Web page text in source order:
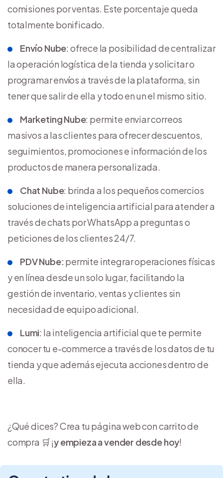
comisiones por ventas. Este porcentaje queda
totalmente bonificado.
Envío Nube: ofrece la posibilidad de centralizar
la operación logística de la tienda y solicitar o
programar envíos a través de la plataforma, sin
tener que salir de ella y todo en un el mismo sitio.
Marketing Nube: permite enviar correos
masivos a las clientes para ofrecer descuentos,
seguimientos, promociones e información de los
productos de manera personalizada.
Chat Nube: brinda a los pequeños comercios
soluciones de inteligencia artificial para atender a
través de chats por WhatsApp a preguntas o
peticiones de los clientes 24/7.
PDV Nube: permite integrar operaciones físicas
y en línea desde un solo lugar, facilitando la
gestión de inventario, ventas y clientes sin
necesidad de equipo adicional.
Lumi: la inteligencia artificial que te permite
conocer tu e-commerce a través de los datos de tu
tienda y que además ejecuta acciones dentro de
ella.
¿Qué dices? Crea tu página web con carrito de
compra 🛒 ¡y empieza a vender desde hoy!